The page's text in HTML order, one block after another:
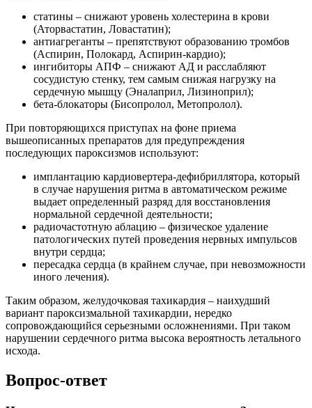
статины – снижают уровень холестерина в крови
(Аторвастатин, Ловастатин);
антиагреганты – препятствуют образованию тромбов
(Аспирин, Полокард, Аспирин-кардио);
ингибиторы АПФ – снижают АД и расслабляют
сосудистую стенку, тем самым снижая нагрузку на
сердечную мышцу (Эналаприл, Лизиноприл);
бета-блокаторы (Бисопролол, Метопролол).
При повторяющихся приступах на фоне приема
вышеописанных препаратов для предупреждения
последующих пароксизмов используют:
имплантацию кардиовертера-дефибриллятора, который
в случае нарушения ритма в автоматическом режиме
выдает определенный разряд для восстановления
нормальной сердечной деятельности;
радиочастотную аблацию – физическое удаление
патологических путей проведения нервных импульсов
внутри сердца;
пересадка сердца (в крайнем случае, при невозможности
иного лечения).
Таким образом, желудочковая тахикардия – наихудший
вариант пароксизмальной тахикардии, нередко
сопровождающийся серьезными осложнениями. При таком
нарушении сердечного ритма высока вероятность летального
исхода.
Вопрос-ответ